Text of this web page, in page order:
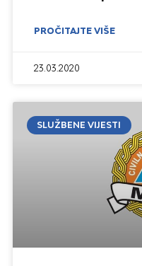
PROČITAJTE VIŠE
23.03.2020
SLUŽBENE VIJESTI